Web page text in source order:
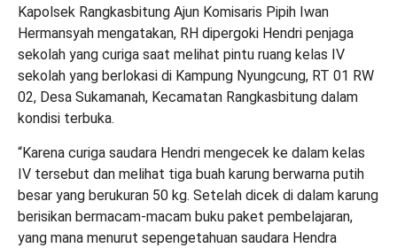
Kapolsek Rangkasbitung Ajun Komisaris Pipih Iwan
Hermansyah mengatakan, RH dipergoki Hendri penjaga
sekolah yang curiga saat melihat pintu ruang kelas IV
sekolah yang berlokasi di Kampung Nyungcung, RT 01 RW
02, Desa Sukamanah, Kecamatan Rangkasbitung dalam
kondisi terbuka.
“Karena curiga saudara Hendri mengecek ke dalam kelas
IV tersebut dan melihat tiga buah karung berwarna putih
besar yang berukuran 50 kg. Setelah dicek di dalam karung
berisikan bermacam-macam buku paket pembelajaran,
yang mana menurut sepengetahuan saudara Hendra